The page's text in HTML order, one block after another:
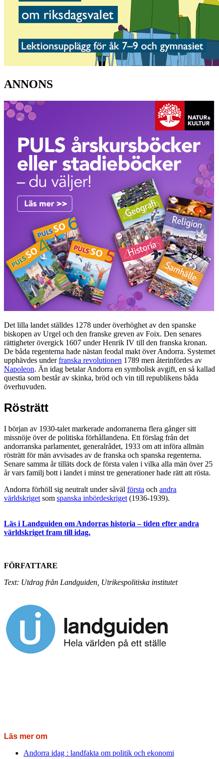
ANNONS
Det lilla landet ställdes 1278 under överhöghet av den spanske
biskopen av Urgel och den franske greven av Foix. Den senares
rättigheter övergick 1607 under Henrik IV till den franska kronan.
De båda regenterna hade nästan feodal makt över Andorra. Systemet
upphävdes underfranska revolutionen 1789 men återinfördes av
Napoleon. Än idag betalar Andorra en symbolisk avgift, en så kallad
questia som består av skinka, bröd och vin till republikens båda
överhuvuden.
Rösträtt
I början av 1930-talet markerade andorranerna flera gånger sitt
missnöje över de politiska förhållandena. Ett förslag från det
andorranska parlamentet, generalrådet, 1933 om att införa allmän
rösträtt för män avvisades av de franska och spanska regenterna.
Senare samma år tilläts dock de första valen i vilka alla män över 25
år vars familj bott i landet i minst tre generationer hade rätt att rösta.
Andorra förhöll sig neutralt under såväl första och andra
världskriget som spanska inbördeskriget (1936-1939).
Läs i Landguiden om Andorras historia – tiden efter andra
världskriget fram till idag.
FÖRFATTARE
Text: Utdrag från Landguiden, Utrikespolitiska institutet
Läs mer om
Andorra idag : landfakta om politik och ekonomi